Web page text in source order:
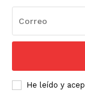
He leído y